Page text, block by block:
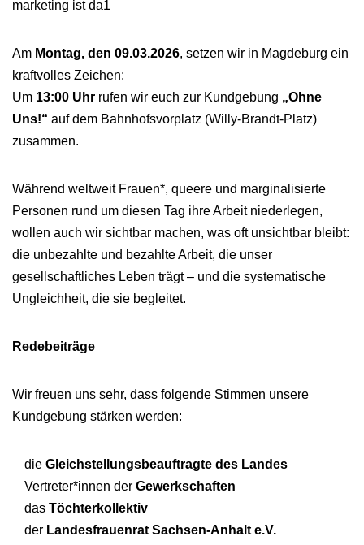
Am Montag, den 09.03.2026, setzen wir in Magdeburg ein
kraftvolles Zeichen:
Um 13:00 Uhr rufen wir euch zur Kundgebung „Ohne
Uns!“ auf dem Bahnhofsvorplatz (Willy-Brandt-Platz)
zusammen.
Während weltweit Frauen*, queere und marginalisierte
Personen rund um diesen Tag ihre Arbeit niederlegen,
wollen auch wir sichtbar machen, was oft unsichtbar bleibt:
die unbezahlte und bezahlte Arbeit, die unser
gesellschaftliches Leben trägt – und die systematische
Ungleichheit, die sie begleitet.
Redebeiträge
Wir freuen uns sehr, dass folgende Stimmen unsere
Kundgebung stärken werden:
die Gleichstellungsbeauftragte des Landes
Vertreter*innen der Gewerkschaften
das Töchterkollektiv
der Landesfrauenrat Sachsen-Anhalt e.V.